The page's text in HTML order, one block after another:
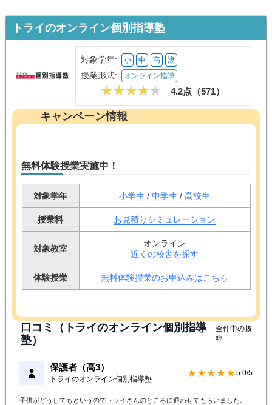
トライのオンライン個別指導塾
対象学年: 小 中 高 浪
授業形式: オンライン指導
4.2点（571）
キャンペーン情報
無料体験授業実施中！
対象学年 小学生 / 中学生 / 高校生
授業料 お見積りシミュレーション
対象教室
オンライン
近くの校舎を探す
体験授業 無料体験授業のお申込みはこちら
口コミ（トライのオンライン個別指導
塾）
全件中の抜
粋
保護者（高3）
トライのオンライン個別指導塾
★★★★★ 5.0/5
子供がどうしてもというのでトライさんのところに通わせてもらいました。